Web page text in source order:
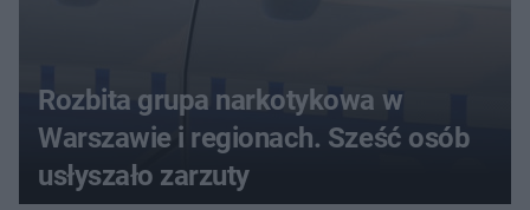
Rozbita grupa narkotykowa w
Warszawie i regionach. Sześć osób
usłyszało zarzuty